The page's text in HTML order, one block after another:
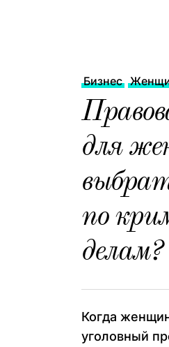
Бизнес
для
по
делам?
Когда
уголовный